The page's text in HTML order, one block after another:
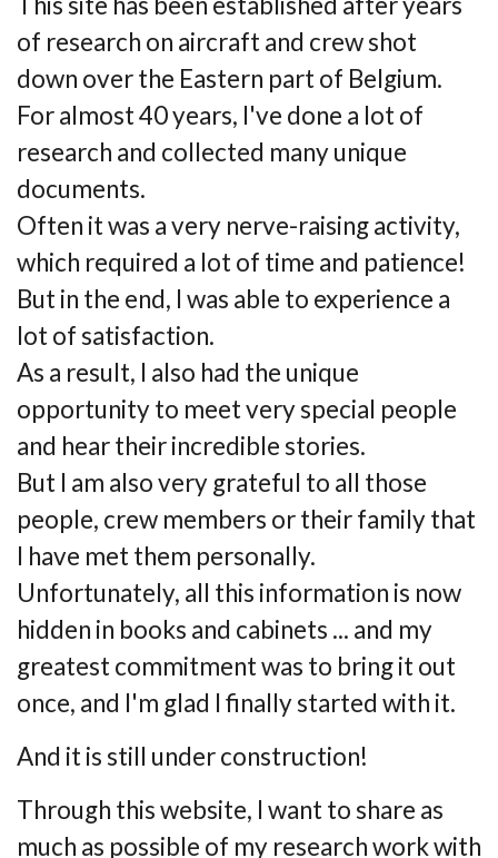
of research on aircraft and crew shot
down over the Eastern part of Belgium.
For almost 40 years, I've done a lot of
research and collected many unique
documents.
Often it was a very nerve-raising activity,
which required a lot of time and patience!
But in the end, I was able to experience a
lot of satisfaction.
As a result, I also had the unique
opportunity to meet very special people
and hear their incredible stories.
But I am also very grateful to all those
people, crew members or their family that
I have met them personally.
Unfortunately, all this information is now
hidden in books and cabinets ... and my
greatest commitment was to bring it out
once, and I'm glad I finally started with it.
And it is still under construction!
Through this website, I want to share as
much as possible of my research work with